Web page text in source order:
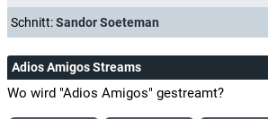
Schnitt:Sandor Soeteman
Adios Amigos Streams
Wo wird "Adios Amigos" gestreamt?